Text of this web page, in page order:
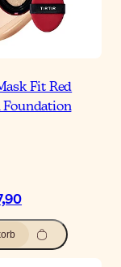
Fit Red
Foundation